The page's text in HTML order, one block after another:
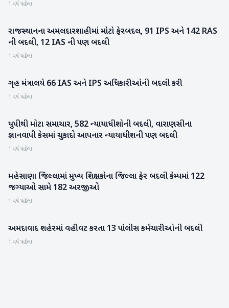
1 વર્ષ પહેલા
રાષ્ટ્રીય
રાજસ્થાનના અમલદારશાહીમાં મોટો ફેરબદલ, 91 IPS અને 142 RAS
ની બદલી, 12 IAS ની પણ બદલી
1 વર્ષ પહેલા
રાષ્ટ્રીય
ગૃહ મંત્રાલયે 66 IAS અને IPS અધિકારીઓની બદલી કરી
1 વર્ષ પહેલા
રાષ્ટ્રીય
યુપીથી મોટા સમાચાર, 582 ન્યાયાધીશોની બદલી, વારાણસીના
જ્ઞાનવાપી કેસમાં ચુકાદો આપનાર ન્યાયાધીશની પણ બદલી
1 વર્ષ પહેલા
મહેસાણા
મહેસાણા જિલ્લામાં મુખ્ય શિક્ષકોના જિલ્લા ફેર બદલી કેમ્પમાં 122
જગ્યાઓ સામે 182 અરજીઓ
1 વર્ષ પહેલા
ગુજરાત
અમદાવાદ શહેરમાં વહીવટ કરતા 13 પોલીસ કર્મચારીઓની બદલી
1 વર્ષ પહેલા